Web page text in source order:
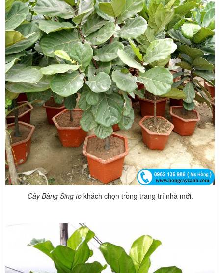
Cây Bàng Sing tokhách chọn trồng trang trí nhà mới.